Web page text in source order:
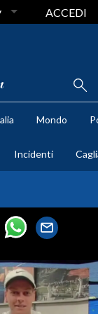
ACCEDI
Mondo
Incidenti